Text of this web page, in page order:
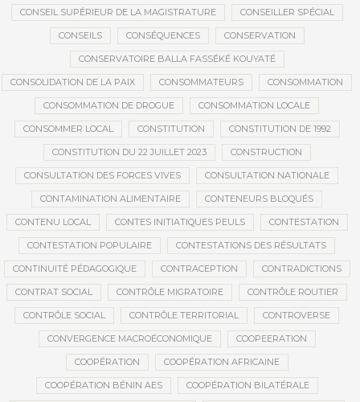
CONSEIL SUPÉRIEUR DE LA MAGISTRATURE CONSEILLER SPÉCIAL
CONSEILS CONSÉQUENCES CONSERVATION
CONSERVATOIRE BALLA FASSÉKÉ KOUYATÉ
CONSOLIDATION DE LA PAIX CONSOMMATEURS CONSOMMATION
CONSOMMATION DE DROGUE CONSOMMATION LOCALE
CONSOMMER LOCAL CONSTITUTION CONSTITUTION DE 1992
CONSTITUTION DU 22 JUILLET 2023 CONSTRUCTION
CONSULTATION DES FORCES VIVES CONSULTATION NATIONALE
CONTAMINATION ALIMENTAIRE CONTENEURS BLOQUÉS
CONTENU LOCAL CONTES INITIATIQUES PEULS CONTESTATION
CONTESTATION POPULAIRE CONTESTATIONS DES RÉSULTATS
CONTINUITÉ PÉDAGOGIQUE CONTRACEPTION CONTRADICTIONS
CONTRAT SOCIAL CONTRÔLE MIGRATOIRE CONTRÔLE ROUTIER
CONTRÔLE SOCIAL CONTRÔLE TERRITORIAL CONTROVERSE
CONVERGENCE MACROÉCONOMIQUE COOPEERATION
COOPÉRATION COOPÉRATION AFRICAINE
COOPÉRATION BÉNIN AES COOPÉRATION BILATÉRALE